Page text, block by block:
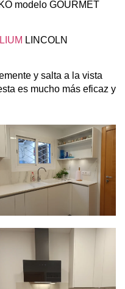
modelo GOURMET
LINCOLN
y salta a la vista
es mucho más eficaz y